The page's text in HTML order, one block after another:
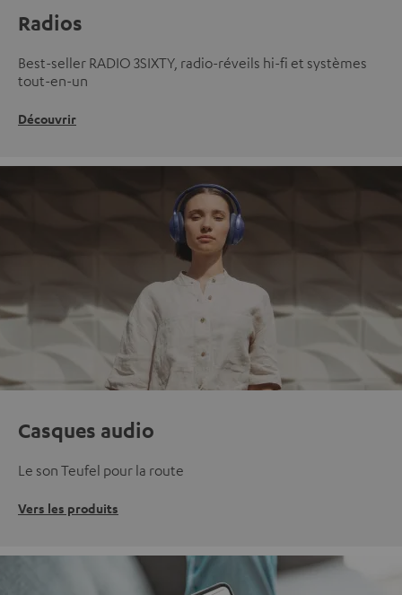
Radios
Best-seller RADIO 3SIXTY, radio-réveils hi-fi et systèmes
tout-en-un
Découvrir
Casques audio
Le son Teufel pour la route
Vers les produits